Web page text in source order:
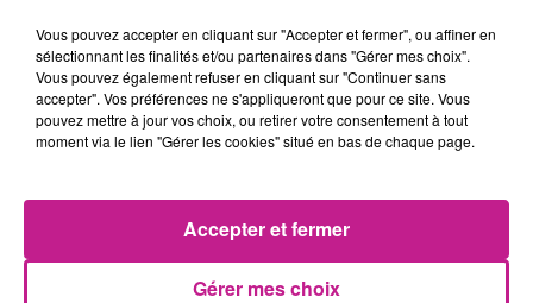
4h36
4h36 4h33
4h33 4h30
4h30
L'amour, Ca Se Donne
Vous pouvez accepter en cliquant sur "Accepter et fermer", ou affiner en
sélectionnant les finalités et/ou partenaires dans "Gérer mes choix".
Vous pouvez également refuser en cliquant sur "Continuer sans
accepter". Vos préférences ne s'appliqueront que pour ce site. Vous
pouvez mettre à jour vos choix, ou retirer votre consentement à tout
moment via le lien "Gérer les cookies" situé en bas de chaque page.
Gérer mes choix
Accepter et fermer